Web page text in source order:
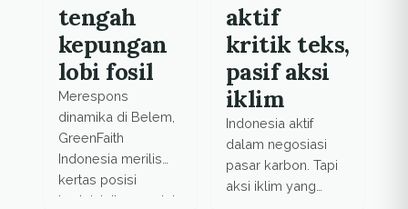
tengah
kepungan
lobi fosil
Merespons
dinamika di Belem,
GreenFaith
Indonesia merilis
kertas posisi
bertajuk 'Iman untuk
aktif
kritik teks,
pasif aksi
iklim
Indonesia aktif
dalam negosiasi
pasar karbon. Tapi
aksi iklim yang